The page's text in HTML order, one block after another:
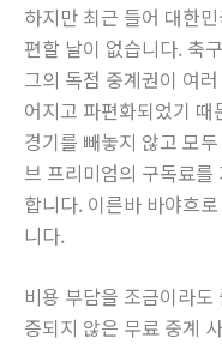
하지만 최근 들어 대한
편할 날이 없습니다. 축
그의 독점 중계권이 여
어지고 파편화되었기
경기를 빼놓지 않고 모
브 프리미엄의 구독료
합니다. 이른바 바야흐
니다.
비용 부담을 조금이라
증되지 않은 무료 중계